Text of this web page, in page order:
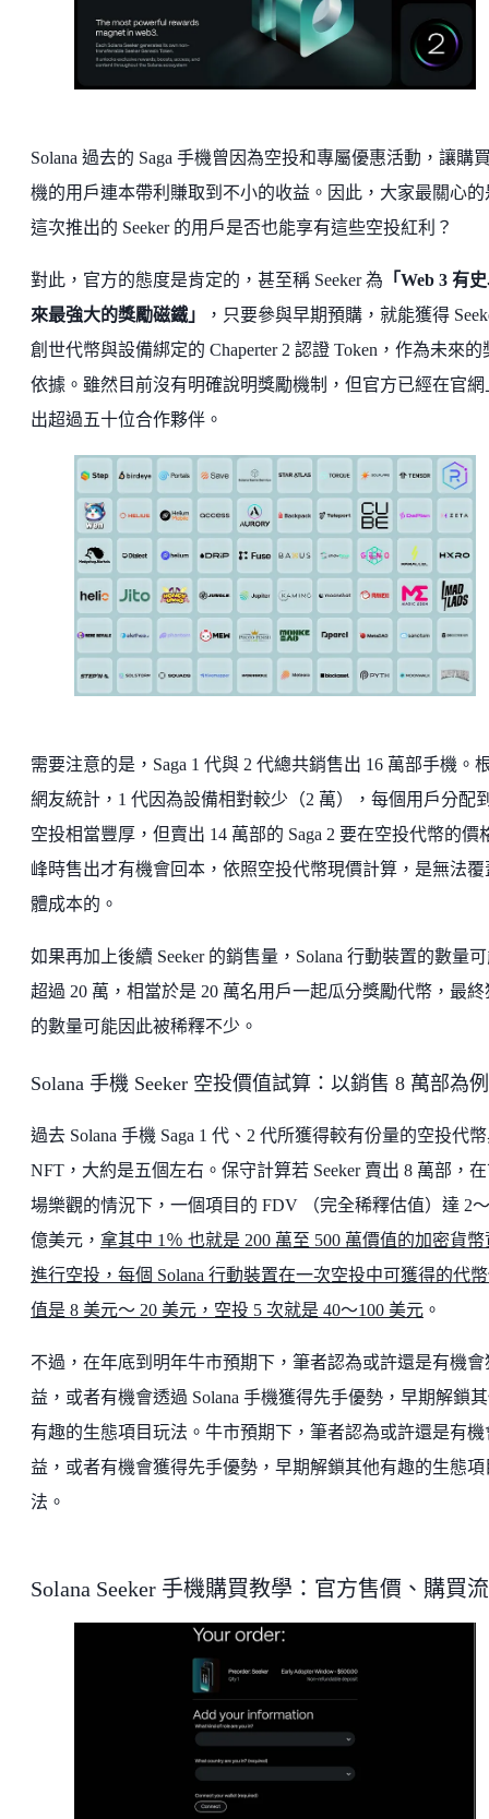
Solana 過去的 Saga 手機曾因為空投和專屬優惠活動，讓購
機的用戶連本帶利賺取到不小的收益。因此，大家最關心的
這次推出的 Seeker 的用戶是否也能享有這些空投紅利？
對此，官方的態度是肯定的，甚至稱 Seeker 為 「Web 3 有
來最強大的獎勵磁鐵」
，只要參與早期預購，就能獲得
創世代幣與設備綁定的 Chaperter 2 認證 Token，作為未來的
依據。雖然目前沒有明確說明獎勵機制，但官方已經在官網
出超過五十位合作夥伴。
需要注意的是，Saga 1 代與 2 代總共銷售出 16 萬部手機。
網友統計，1 代因為設備相對較少（2 萬），每個用戶分配
空投相當豐厚，但賣出 14 萬部的 Saga 2 要在空投代幣的價
峰時售出才有機會回本，依照空投代幣現價計算，是無法覆
體成本的。
如果再加上後續 Seeker 的銷售量，Solana 行動裝置的數量
超過 20 萬，相當於是 20 萬名用戶一起瓜分獎勵代幣，最終
的數量可能因此被稀釋不少。
Solana 手機 Seeker 空投價值試算：以銷售 8 萬部為例
過去 Solana 手機 Saga 1 代、2 代所獲得較有份量的空投代
NFT，大約是五個左右。保守計算若 Seeker 賣出 8 萬部，
場樂觀的情況下，一個項目的 FDV （完全稀釋估值）達 2
億美元， 拿其中 1％ 也就是 200 萬至 500 萬價值的加密貨幣
進行空投，每個 Solana 行動裝置在一次空投中可獲得的代
值是 8 美元～ 20 美元，空投 5 次就是 40～100 美元 。
不過，在年底到明年牛市預期下，筆者認為或許還是有機會
益，或者有機會透過 Solana 手機獲得先手優勢，早期解鎖
有趣的生態項目玩法。牛市預期下，筆者認為或許還是有機
益，或者有機會獲得先手優勢，早期解鎖其他有趣的生態項
法。
Solana Seeker 手機購買教學：官方售價、購買